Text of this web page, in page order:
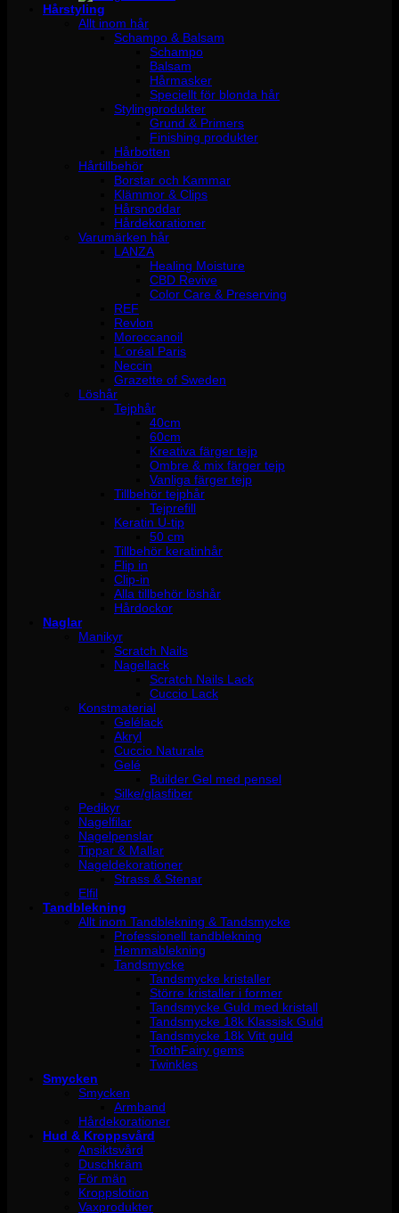
Hårstyling
Allt inom hår
Schampo & Balsam
Schampo
Balsam
Hårmasker
Speciellt för blonda hår
Stylingprodukter
Grund & Primers
Finishing produkter
Hårbotten
Hårtillbehör
Borstar och Kammar
Klämmor & Clips
Hårsnoddar
Hårdekorationer
Varumärken hår
LANZA
Healing Moisture
CBD Revive
Color Care & Preserving
REF
Revlon
Moroccanoil
L´oréal Paris
Neccin
Grazette of Sweden
Löshår
Tejphår
40cm
60cm
Kreativa färger tejp
Ombre & mix färger tejp
Vanliga färger tejp
Tillbehör tejphår
Tejprefill
Keratin U-tip
50 cm
Tillbehör keratinhår
Flip in
Clip-in
Alla tillbehör löshår
Hårdockor
Naglar
Manikyr
Scratch Nails
Nagellack
Scratch Nails Lack
Cuccio Lack
Konstmaterial
Gelélack
Akryl
Cuccio Naturale
Gelé
Builder Gel med pensel
Silke/glasfiber
Pedikyr
Nagelfilar
Nagelpenslar
Tippar & Mallar
Nageldekorationer
Strass & Stenar
Elfil
Tandblekning
Allt inom Tandblekning & Tandsmycke
Professionell tandblekning
Hemmablekning
Tandsmycke
Tandsmycke kristaller
Större kristaller i former
Tandsmycke Guld med kristall
Tandsmycke 18k Klassisk Guld
Tandsmycke 18k Vitt guld
ToothFairy gems
Twinkles
Smycken
Smycken
Armband
Hårdekorationer
Hud & Kroppsvård
Ansiktsvård
Duschkräm
För män
Kroppslotion
Vaxprodukter